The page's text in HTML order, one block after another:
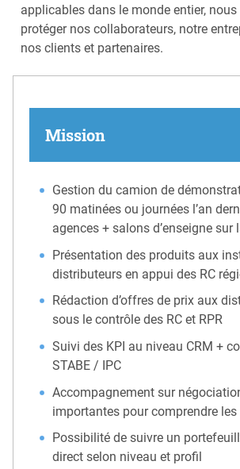
applicables dans le monde entier,
protéger nos collaborateurs, notre
nos clients et partenaires.
Mission
Gestion du camion de
90 matinées ou journées l’an
agences + salons d’enseigne sur
Présentation des produits aux
distributeurs en appui des RC
Rédaction d’offres de prix aux
sous le contrôle des RC et RPR
Suivi des KPI au niveau CRM +
STABE / IPC
Accompagnement sur
importantes pour comprendre les
Possibilité de suivre un
direct selon niveau et profil